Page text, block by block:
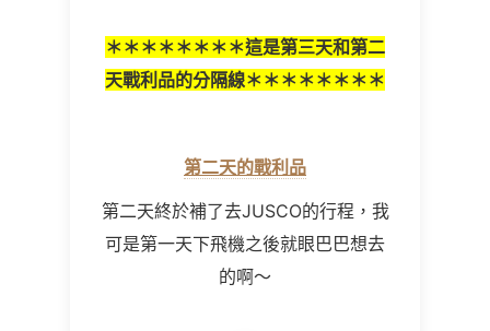
＊＊＊＊＊＊＊＊這是第三天和第二
天戰利品的分隔線＊＊＊＊＊＊＊＊
第二天的戰利品
第二天終於補了去JUSCO的行程，我
可是第一天下飛機之後就眼巴巴想去
的啊～